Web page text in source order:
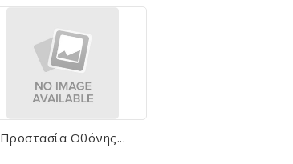
Προστασία Οθόνης...